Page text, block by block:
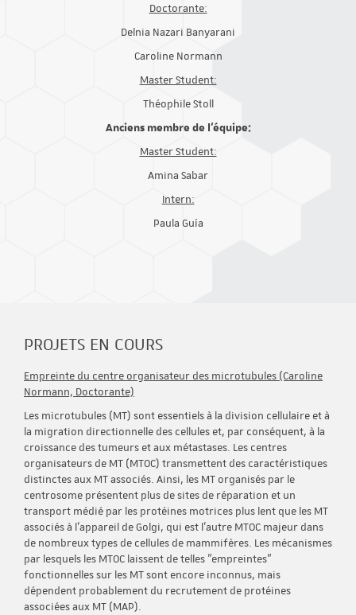
Doctorante:
Delnia Nazari Banyarani
Caroline Normann
Master Student:
Théophile Stoll
Anciens membre de l'équipe:
Master Student:
Amina Sabar
Intern:
Paula Guía
PROJETS EN COURS
Empreinte du centre organisateur des microtubules (Caroline
Normann, Doctorante)
Les microtubules (MT) sont essentiels à la division cellulaire et à
la migration directionnelle des cellules et, par conséquent, à la
croissance des tumeurs et aux métastases. Les centres
organisateurs de MT (MTOC) transmettent des caractéristiques
distinctes aux MT associés. Ainsi, les MT organisés par le
centrosome présentent plus de sites de réparation et un
transport médié par les protéines motrices plus lent que les MT
associés à l'appareil de Golgi, qui est l'autre MTOC majeur dans
de nombreux types de cellules de mammifères. Les mécanismes
par lesquels les MTOC laissent de telles "empreintes"
fonctionnelles sur les MT sont encore inconnus, mais
dépendent probablement du recrutement de protéines
associées aux MT (MAP).